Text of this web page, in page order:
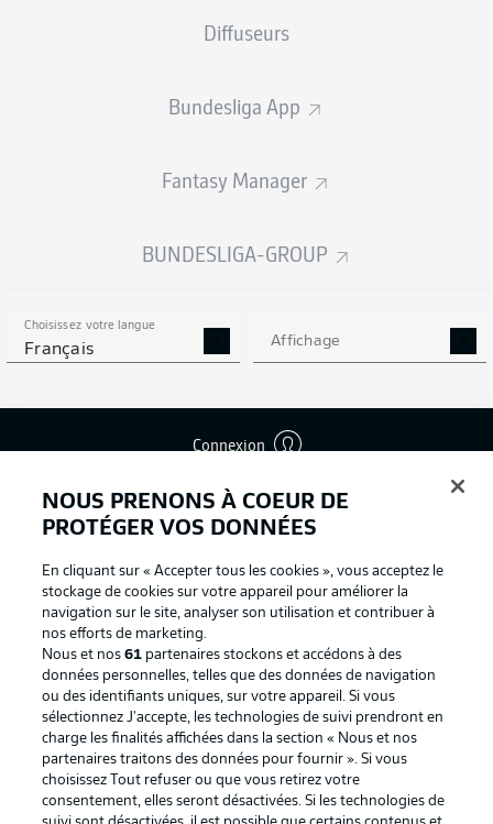
Diffuseurs
Bundesliga App
Fantasy Manager
BUNDESLIGA-GROUP
Choisissez votre langue
Français Affichage
Connexion
Football as it's meant to be
NOUS PRENONS À COEUR DE
PROTÉGER VOS DONNÉES
En cliquant sur « Accepter tous les cookies », vous acceptez le
stockage de cookies sur votre appareil pour améliorer la
navigation sur le site, analyser son utilisation et contribuer à
nos efforts de marketing.
Nous et nos61 partenaires stockons et accédons à des
données personnelles, telles que des données de navigation
ou des identifiants uniques, sur votre appareil. Si vous
sélectionnez J'accepte, les technologies de suivi prendront en
charge les finalités affichées dans la section « Nous et nos
partenaires traitons des données pour fournir ». Si vous
choisissez Tout refuser ou que vous retirez votre
consentement, elles seront désactivées. Si les technologies de